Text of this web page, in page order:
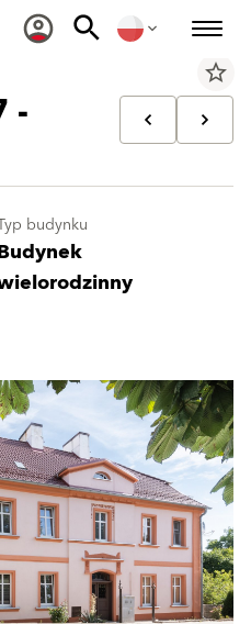
star_border
-
budynku